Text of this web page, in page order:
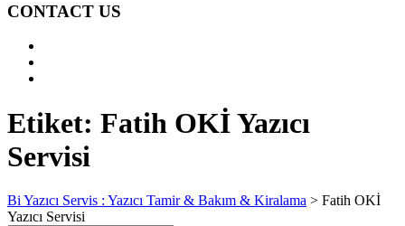
CONTACT US
Etiket: Fatih OKİ Yazıcı
Servisi
Bi Yazıcı Servis : Yazıcı Tamir & Bakım & Kiralama > Fatih OKİ
Yazıcı Servisi